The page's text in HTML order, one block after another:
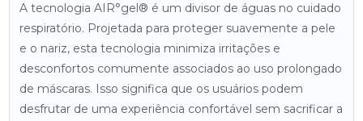
A tecnologia AIR°gel® é um divisor de águas no cuidado
respiratório. Projetada para proteger suavemente a pele
e o nariz, esta tecnologia minimiza irritações e
desconfortos comumente associados ao uso prolongado
de máscaras. Isso significa que os usuários podem
desfrutar de uma experiência confortável sem sacrificar a